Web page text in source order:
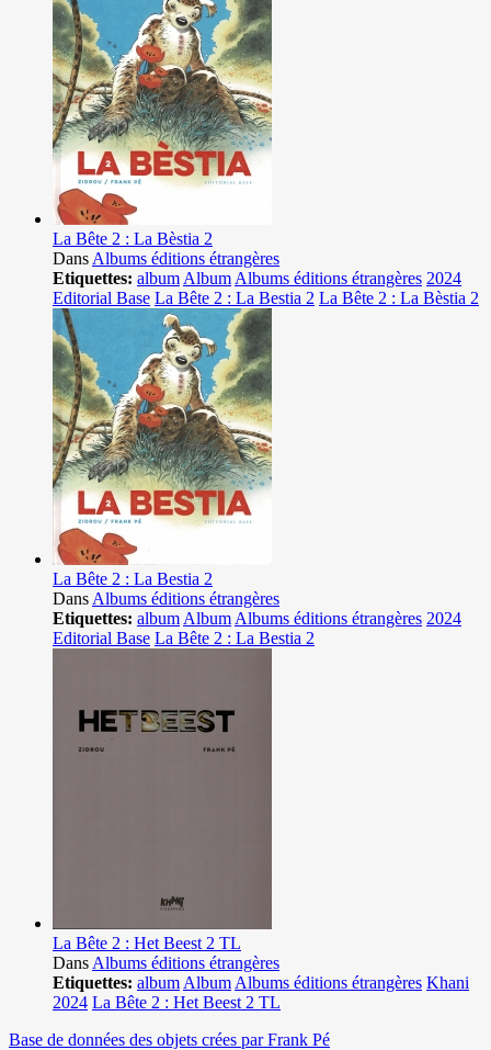
La Bête 2 : La Bèstia 2
Dans Albums éditions étrangères
Etiquettes: album Album Albums éditions étrangères 2024
Editorial Base La Bête 2 : La Bestia 2 La Bête 2 : La Bèstia 2
La Bête 2 : La Bestia 2
Dans Albums éditions étrangères
Etiquettes: album Album Albums éditions étrangères 2024
Editorial Base La Bête 2 : La Bestia 2
La Bête 2 : Het Beest 2 TL
Dans Albums éditions étrangères
Etiquettes: album Album Albums éditions étrangères Khani
2024 La Bête 2 : Het Beest 2 TL
Base de données des objets crées par Frank Pé